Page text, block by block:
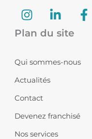
I
n
s
a
g
r
a
m
i
n
d
i
n
F
a
Plan du site
Qui sommes-nous
Actualités
Contact
Devenez franchisé
Nos services